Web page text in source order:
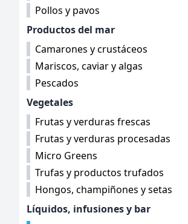
Pollos y pavos
Productos del mar
Camarones y crustáceos
Mariscos, caviar y algas
Pescados
Vegetales
Frutas y verduras frescas
Frutas y verduras procesadas
Micro Greens
Trufas y productos trufados
Hongos, champiñones y setas
Líquidos, infusiones y bar